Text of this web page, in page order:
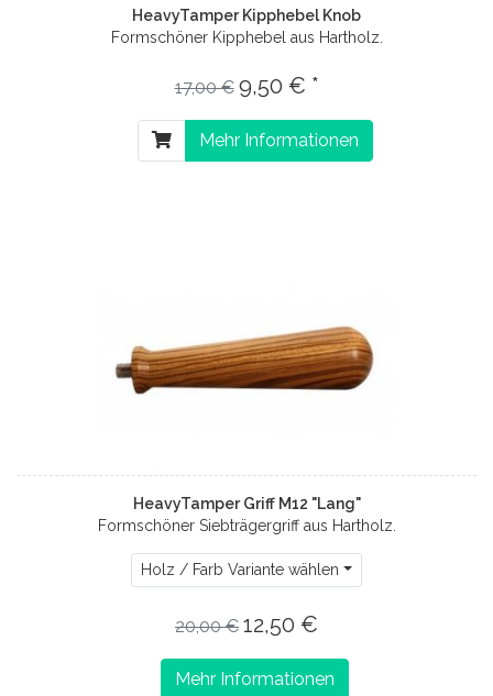
HeavyTamper Kipphebel Knob
Formschöner Kipphebel aus Hartholz.
17,00 € 9,50 € *
Mehr Informationen
HeavyTamper Griff M12 "Lang"
Formschöner Siebträgergriff aus Hartholz.
Holz / Farb Variante wählen
20,00 € 12,50 €
Mehr Informationen